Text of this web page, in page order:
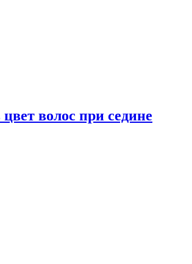
волос при седине